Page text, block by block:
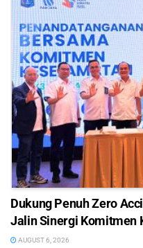
Dukung Penuh Zero
Jalin Sinergi Komitmen
AUGUST 6, 2026